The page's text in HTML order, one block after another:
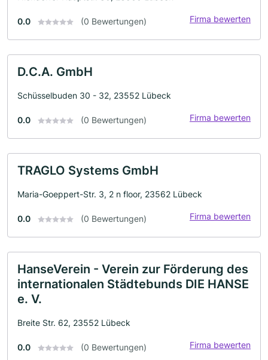
0.0 (0 Bewertungen) Firma bewerten
D.C.A. GmbH
Schüsselbuden 30 - 32, 23552 Lübeck
0.0 (0 Bewertungen) Firma bewerten
TRAGLO Systems GmbH
Maria-Goeppert-Str. 3, 2 n floor, 23562 Lübeck
0.0 (0 Bewertungen) Firma bewerten
HanseVerein - Verein zur Förderung des
internationalen Städtebunds DIE HANSE
e. V.
Breite Str. 62, 23552 Lübeck
0.0 (0 Bewertungen) Firma bewerten